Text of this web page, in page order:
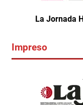
La Jornada
Impreso